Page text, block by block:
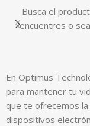
Busca el
encuentres o
En Optimus
para mantener tu
que te ofrecemos
dispositivos